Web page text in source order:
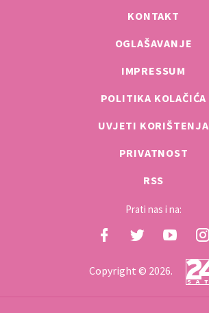
KONTAKT
OGLAŠAVANJE
IMPRESSUM
POLITIKA KOLAČIĆA
UVJETI KORIŠTENJA
PRIVATNOST
RSS
Prati nas i na:
Copyright © 2026.